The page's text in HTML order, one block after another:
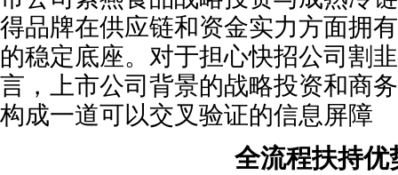
得品牌在供应链和资金实力方面拥
的稳定底座。对于担心快招公司割
言，上市公司背景的战略投资和商
构成一道可以交叉验证的信息屏障
全流程扶持优